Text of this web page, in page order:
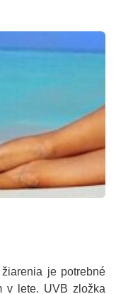
je potrebné
v lete. UVB zložka